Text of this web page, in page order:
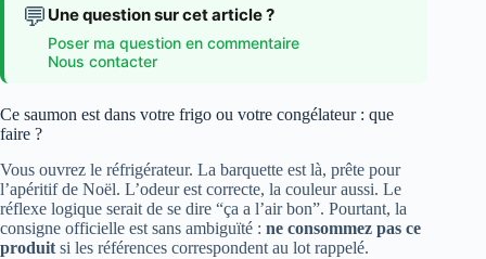
💬 Une question sur cet article ?
Poser ma question en commentaire
Nous contacter
Ce saumon est dans votre frigo ou votre congélateur : que
faire ?
Vous ouvrez le réfrigérateur. La barquette est là, prête pour
l’apéritif de Noël. L’odeur est correcte, la couleur aussi. Le
réflexe logique serait de se dire “ça a l’air bon”. Pourtant, la
consigne officielle est sans ambiguïté : ne consommez pas ce
produit si les références correspondent au lot rappelé.